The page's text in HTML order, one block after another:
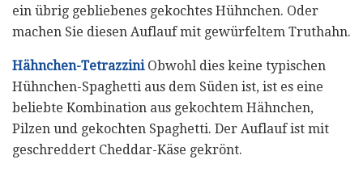
ein übrig gebliebenes gekochtes Hühnchen. Oder
machen Sie diesen Auflauf mit gewürfeltem Truthahn.
Hähnchen-TetrazziniObwohl dies keine typischen
Hühnchen-Spaghetti aus dem Süden ist, ist es eine
beliebte Kombination aus gekochtem Hähnchen,
Pilzen und gekochten Spaghetti. Der Auflauf ist mit
geschreddert Cheddar-Käse gekrönt.